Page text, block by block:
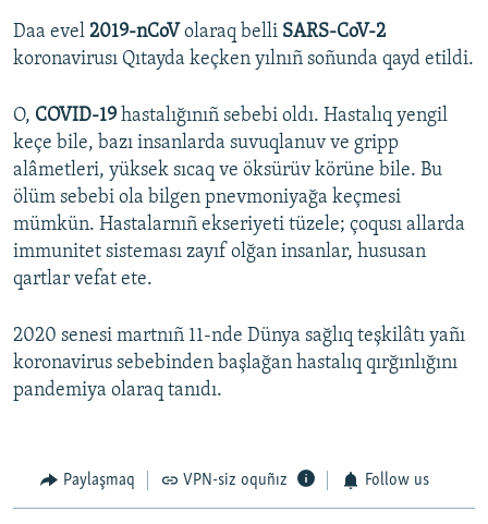
Daa evel 2019-nCoV olaraq belli SARS-CoV-2
koronavirusı Qıtayda keçken yılnıñ soñunda qayd etildi.
O, COVID-19 hastalığınıñ sebebi oldı. Hastalıq yengil
keçe bile, bazı insanlarda suvuqlanuv ve gripp
alâmetleri, yüksek sıcaq ve öksürüv körüne bile. Bu
ölüm sebebi ola bilgen pnevmoniyağa keçmesi
mümkün. Hastalarnıñ ekseriyeti tüzele; çoqusı allarda
immunitet sisteması zayıf olğan insanlar, hususan
qartlar vefat ete.
2020 senesi martnıñ 11-nde Dünya sağlıq teşkilâtı yañı
koronavirus sebebinden başlağan hastalıq qırğınlığını
pandemiya olaraq tanıdı.
Paylaşmaq VPN-siz oquñız Follow us